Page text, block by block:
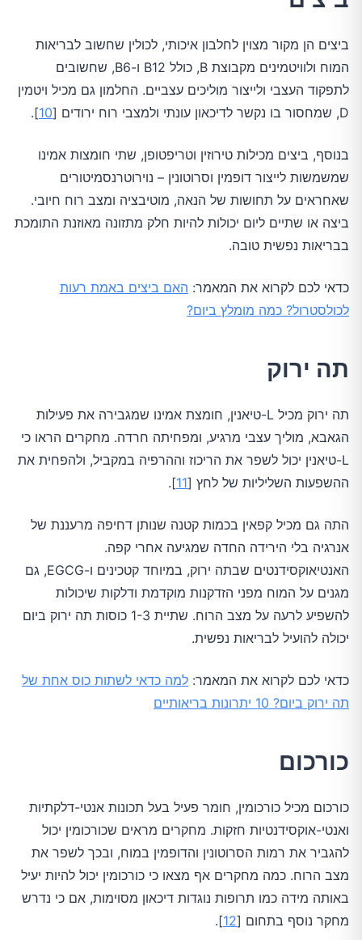
ביצים הן מקור מצוין לחלבון איכותי, לכולין שחשוב לבריאות
המוח ולוויטמינים מקבוצת B, כולל B12 ו-B6, שחשובים
לתפקוד העצבי ולייצור מוליכים עצביים. החלמון גם מכיל ויטמין
D, שמחסור בו נקשר לדיכאון עונתי ולמצבי רוח ירודים [
10
].
בנוסף, ביצים מכילות טירוזין וטריפטופן, שתי חומצות אמינו
שמשמשות לייצור דופמין וסרוטונין – נוירוטרנסמיטורים
שאחראים על תחושות של הנאה, מוטיבציה ומצב רוח חיובי.
ביצה או שתיים ליום יכולות להיות חלק מתזונה מאוזנת התומכת
בבריאות נפשית טובה.
כדאי לכם לקרוא את המאמר: האם ביצים באמת רעות
לכולסטרול? כמה מומלץ ביום?
תה ירוק
תה ירוק מכיל L-טיאנין, חומצת אמינו שמגבירה את פעילות
הגאבא, מוליך עצבי מרגיע, ומפחיתה חרדה. מחקרים הראו כי
L-טיאנין יכול לשפר את הריכוז וההרפיה במקביל, ולהפחית את
ההשפעות השליליות של לחץ [11
].
התה גם מכיל קפאין בכמות קטנה שנותן דחיפה מרעננת של
אנרגיה בלי הירידה החדה שמגיעה אחרי קפה.
האנטיאוקסידנטים שבתה ירוק, במיוחד קטכינים ו-EGCG, גם
מגנים על המוח מפני הזדקנות מוקדמת ודלקות שיכולות
להשפיע לרעה על מצב הרוח. שתיית 1-3 כוסות תה ירוק ביום
יכולה להועיל לבריאות נפשית.
כדאי לכם לקרוא את המאמר: למה כדאי לשתות כוס אחת של
תה ירוק ביום? 10 יתרונות בריאותיים
כורכום
כורכום מכיל כורכומין, חומר פעיל בעל תכונות אנטי-דלקתיות
ואנטי-אוקסידנטיות חזקות. מחקרים מראים שכורכומין יכול
להגביר את רמות הסרוטונין והדופמין במוח, ובכך לשפר את
מצב הרוח. כמה מחקרים אף מצאו כי כורכומין יכול להיות יעיל
באותה מידה כמו תרופות נוגדות דיכאון מסוימות, אם כי נדרש
מחקר נוסף בתחום [12
].